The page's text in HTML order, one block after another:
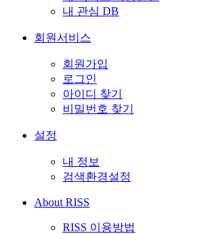
내 관심 DB
회원서비스
회원가입
로그인
아이디 찾기
비밀번호 찾기
설정
내 정보
검색환경설정
About RISS
RISS 이용방법